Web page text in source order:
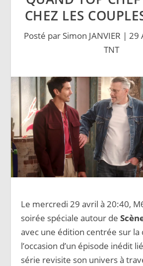
CHEZ LES
Posté par Simon JANVIER | 29
TNT
Le mercredi 29 avril à 20:40,
soirée spéciale autour de
avec une édition centrée sur la
l’occasion d’un épisode inédit
série revisite son univers à